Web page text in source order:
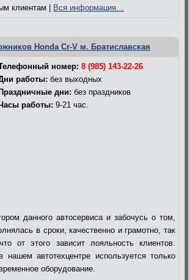
клиентам | Вся информация…
Honda Cr-V м. Братиславская
номер: 8 (985) 143-22-26
работы: без выходных
дни: без праздников
работы: 9-21 час.
данного автосервиса и забочусь о том,
в сроки, качественно и грамотно, так
от этого зависит лояльность клиентов.
автотехцентре используется только
оборудование.